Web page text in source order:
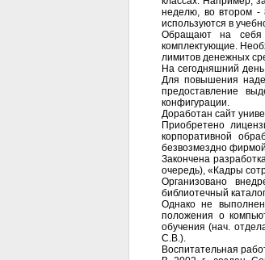
неделю, во втором -
используются в
Обращают на себя
комплектующие.
лимитов денежных
На сегодняшний
Для повышения
предоставление
конфигурации.
Доработан сайт
Приобретено
корпоративной
безвозмездно
Закончена
очередь), «Кадры
Организовано
библиотечный
Однако не
положения о
обучения (нач.
С.В.).
Воспитательная